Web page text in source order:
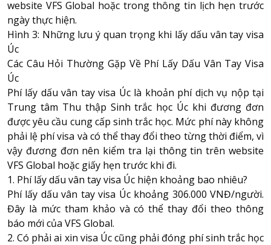
website VFS Global hoặc trong thông tin lịch hẹn trước
ngày thực hiện.
Hình 3: Những lưu ý quan trọng khi lấy dấu vân tay visa
Úc
Các Câu Hỏi Thường Gặp Về Phí Lấy Dấu Vân Tay Visa
Úc
Phí lấy dấu vân tay visa Úc là khoản phí dịch vụ nộp tại
Trung tâm Thu thập Sinh trắc học Úc khi đương đơn
được yêu cầu cung cấp sinh trắc học. Mức phí này không
phải lệ phí visa và có thể thay đổi theo từng thời điểm, vì
vậy đương đơn nên kiểm tra lại thông tin trên website
VFS Global hoặc giấy hẹn trước khi đi.
1. Phí lấy dấu vân tay visa Úc hiện khoảng bao nhiêu?
Phí lấy dấu vân tay visa Úc khoảng 306.000 VNĐ/người.
Đây là mức tham khảo và có thể thay đổi theo thông
báo mới của VFS Global.
2. Có phải ai xin visa Úc cũng phải đóng phí sinh trắc học